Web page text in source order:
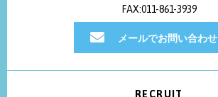
FAX:011-861-3939
メールでお問い合わせ
RECRUIT